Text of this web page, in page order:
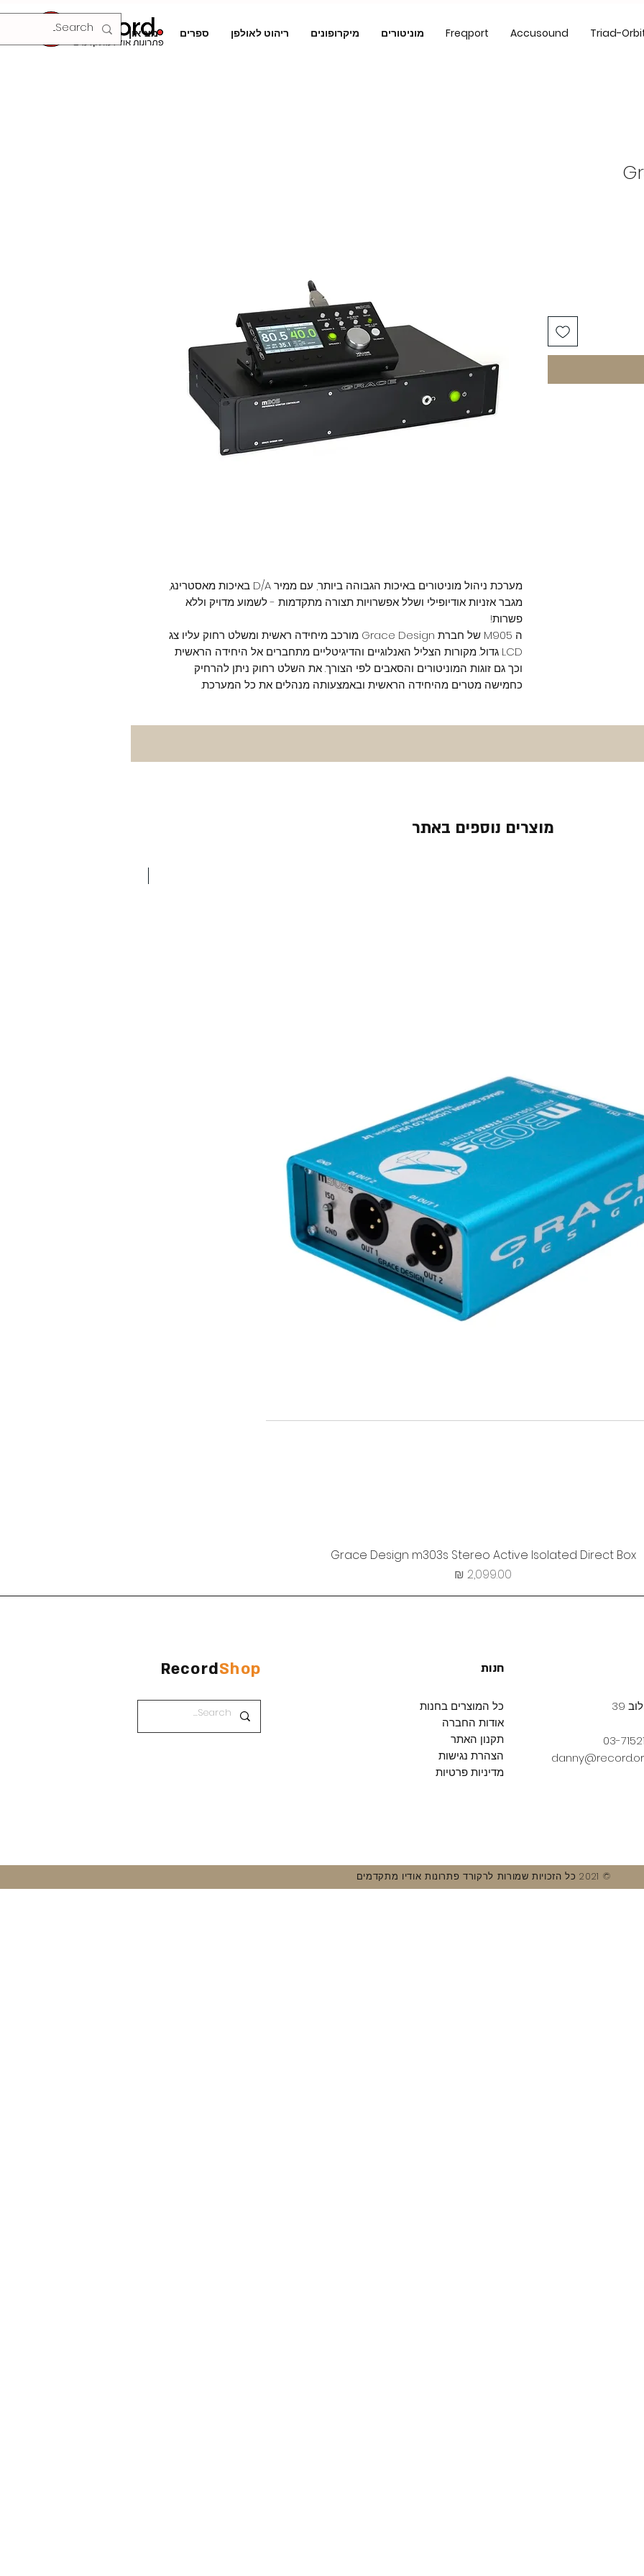
Triad-
Accusound
Freqport מוניטורים מיקרופונים ריהוט לאולפן ספרים מציאון צור קשר
מערכת ניהול מוניטורים באיכות הגבוהה ביותר, עם ממיר D/A באיכות מאסטרינג,
מגבר אזניות אודיופילי ושלל אפשרויות תצורה מתקדמות - לשמוע מדויק וללא
פשרות!
ה M905 של חברת Grace Design מורכב מיחידה ראשית ומשלט רחוק עליו צג
LCD גדול. מקורות הצליל האנלוגיים והדיגיטליים מתחברים אל היחידה הראשית
וכך גם זוגות המוניטורים והסאבים לפי הצורך. את השלט רחוק ניתן להרחיק
כחמישה מטרים מהיחידה הראשית ובאמצעותה מנהלים את כל המערכת.
מוצרים נוספים באתר
Grace Design m303s Stereo Active Isolated Direct Box
מחיר
39
חנות
כל המוצרים בחנות
אודות החברה
תקנון האתר
הצהרת נגישות
מדיניות פרטיות
RecordShop
© 2021 כל הזכויות שמורות לרקורד פתרונות אודיו מתקדמים